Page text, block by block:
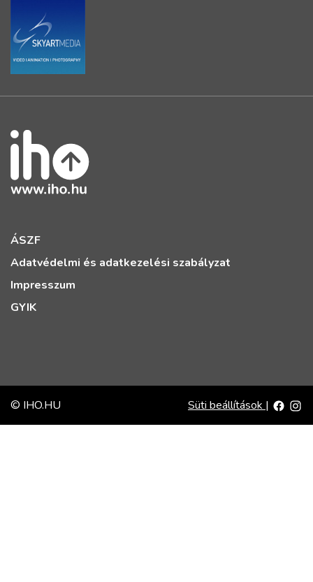
ÁSZF
Adatvédelmi és adatkezelési szabályzat
Impresszum
GYIK
© IHO.HU Süti beállítások |